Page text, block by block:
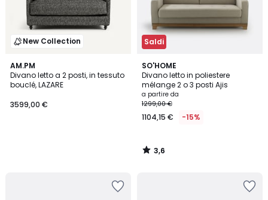
New Collection
AM.PM
Divano letto a 2 posti, in tessuto
bouclé, LAZARE
3599,00 €
Saldi
SO'HOME
Divano letto in poliestere
mélange 2 o 3 posti Ajis
a partire da
1299,00 €
1104,15 € -15%
3,6
/ 5
3,6
/